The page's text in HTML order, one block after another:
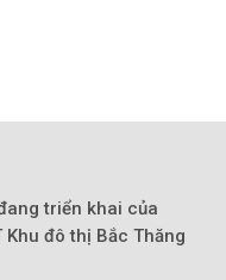
triển khai của
đô thị Bắc Thăng